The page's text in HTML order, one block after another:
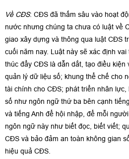
Về CĐS: CĐS đã thấm sâu vào hoạt
nước nhưng chúng ta chưa có luật về
giao xây dựng và thông qua luật CĐS
cuối năm nay. Luật này sẽ xác định
thúc đẩy CĐS là dẫn dắt, tạo điều kiện
quản lý dữ liệu số; khung thể chế cho
tài chính cho CĐS; phát triển nhân
số như ngôn ngữ thứ ba bên cạnh
và tiếng Anh để hội nhập, để mỗi
ngôn ngữ này như biết đọc, biết viết;
CĐS và bảo đảm an toàn không gian
hiệu quả CĐS.